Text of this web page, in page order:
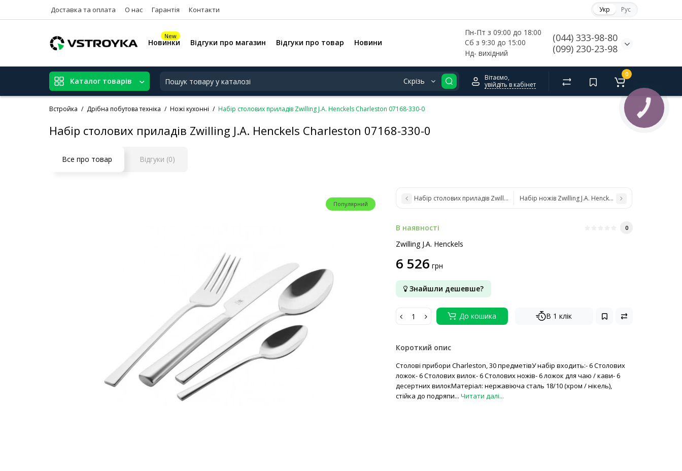
Доставка та оплата О нас Гарантія Контакти Укр Рус
Пн-Пт з 09:00 до 18:00
Сб з 9:30 до 15:00
Нд- вихідний
(044) 333-98-80
(099) 230-23-98
New
Новинки Відгуки про магазин Відгуки про товар Новини
Каталог товарів Скрізь
Вітаємо,
увійдіть в кабінет
0
Встройка Дрібна побутова техніка Ножі кухонні Набір столових приладів Zwilling J.A. Henckels Charleston 07168-330-0
Набір столових приладів Zwilling J.A. Henckels Charleston 07168-330-0
Все про товар Відгуки (0)
Популярний
Набір столових приладів Zwilling J.A. Henckels King 07041-307-0
Набір ножів Zwilling J.A. Henckels 39190000
В наявності 0
Zwilling J.A. Henckels
6 526 грн
Знайшли дешевше?
До кошика В 1 клік
Короткий опис
Столові прибори Charleston, 30 предметівУ набір входить:- 6 Столових
ложок- 6 Столових вилок- 6 Столових ножів- 6 ложок для чаю / кави- 6
десертних вилокМатеріал: нержавіюча сталь 18/10 (хром / нікель),
стійка до подряпи... Читати далі...
КНОПКА
СВЯЗИ